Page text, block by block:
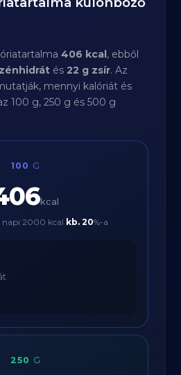
406 kcal, ebből
és22 g zsír. Az
mennyi kalóriát és
100 g, 250 g és 500 g
100 G
kcal
2000 kcal kb. 20%-a
250 G